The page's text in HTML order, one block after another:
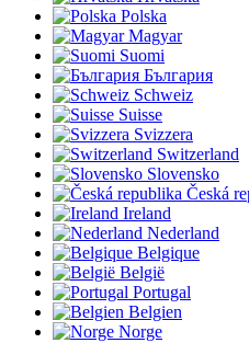
Polska
Magyar
Suomi
България
Schweiz
Suisse
Svizzera
Switzerland
Slovensko
Česká
Ireland
Nederland
Belgique
België
Portugal
Belgien
Norge